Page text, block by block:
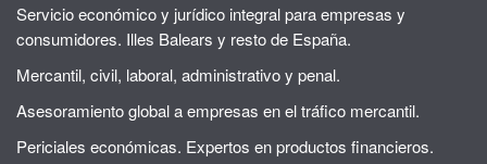
Servicio económico y jurídico integral para empresas y
consumidores. Illes Balears y resto de España.
Mercantil, civil, laboral, administrativo y penal.
Asesoramiento global a empresas en el tráfico mercantil.
Periciales económicas. Expertos en productos financieros.